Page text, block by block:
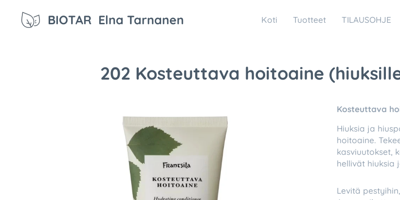
BIOTAR Elna Tarnanen Koti Tuotteet TILAUSOHJE
202 Kosteuttava hoitoaine
Kosteuttava
Hiuksia ja
hoitoaine.
kasviuutokset,
hellivät hiuksia
Levitä